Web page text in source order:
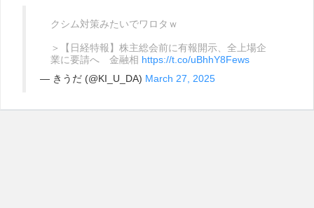
クシム対策みたいでワロタｗ
＞【日経特報】株主総会前に有報開示、全上場企
業に要請へ 金融相 https://t.co/uBhhY8Fews
— きうだ (@KI_U_DA) March 27, 2025